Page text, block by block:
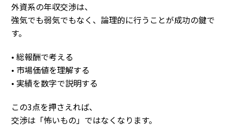
外資系の年収交渉は、
強気でも弱気でもなく、論理的に行うことが成功の鍵で
す。
• 総報酬で考える
• 市場価値を理解する
• 実績を数字で説明する
この3点を押さえれば、
交渉は「怖いもの」ではなくなります。